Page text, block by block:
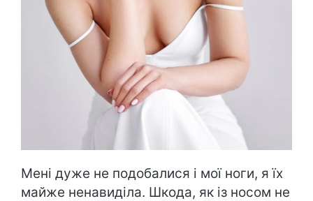
Мені дуже не подобалися і мої ноги, я їх
майже ненавиділа. Шкода, як із носом не